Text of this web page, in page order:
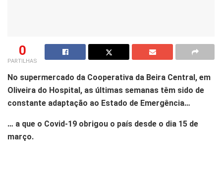
0
PARTILHAS
No supermercado da Cooperativa da Beira Central, em
Oliveira do Hospital, as últimas semanas têm sido de
constante adaptação ao Estado de Emergência…
… a que o Covid-19 obrigou o país desde o dia 15 de
março.